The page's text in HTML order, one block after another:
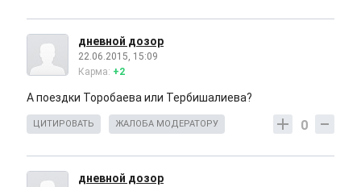
дневной дозор
22.06.2015, 15:09
Карма: +2
А поездки Торобаева или Тербишалиева?
0
ЦИТИРОВАТЬ ЖАЛОБА МОДЕРАТОРУ
дневной дозор